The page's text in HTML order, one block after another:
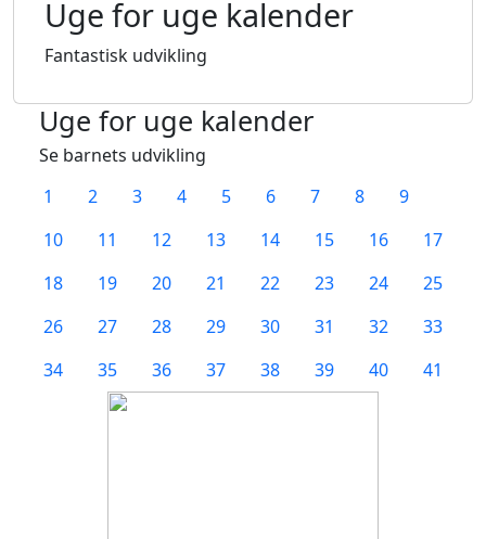
Uge for uge kalender
Fantastisk udvikling
Uge for uge kalender
Se barnets udvikling
1
2 3 4 5 6 7 8
9
10
11 12 13 14 15 16
17
18
19 20 21 22 23 24
25
26
27 28 29 30 31 32
33
34
35 36 37 38 39 40 41